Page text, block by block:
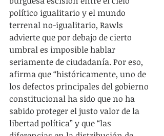
político igualitario y el mundo
terrenal no-igualitario, Rawls
advierte que por debajo de cierto
umbral es imposible hablar
seriamente de ciudadanía. Por eso,
afirma que “históricamente, uno de
los defectos principales del gobierno
constitucional ha sido que no ha
sabido proteger el justo valor de la
libertad política” y que “las